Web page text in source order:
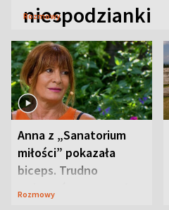
niespodzianki
Rozmowy
Anna z „Sanatorium
miłości” pokazała
biceps. Trudno
uwierzyć, co przeszła
Rozmowy